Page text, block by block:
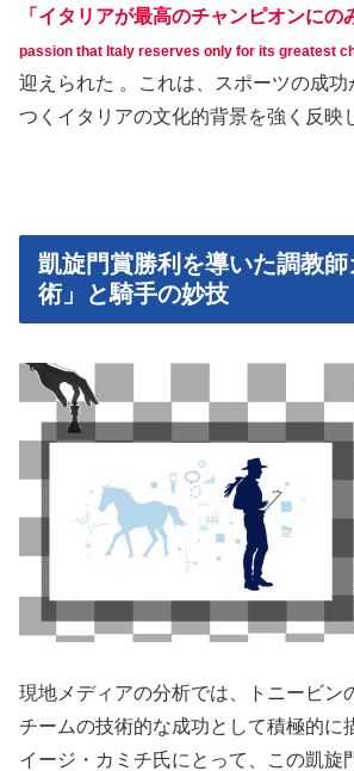
「イタリアが最高のチャンピオンにの
passion that Italy reserves only for its greatest
迎えられた 。これは、スポーツの成
つくイタリアの文化的背景を強く反映
凱旋門賞勝利を導いた調教
術」と騎手の妙技
現地メディアの分析では、トニービン
チームの技術的な成功として積極的に
イージ・カミチ氏にとって、この凱旋